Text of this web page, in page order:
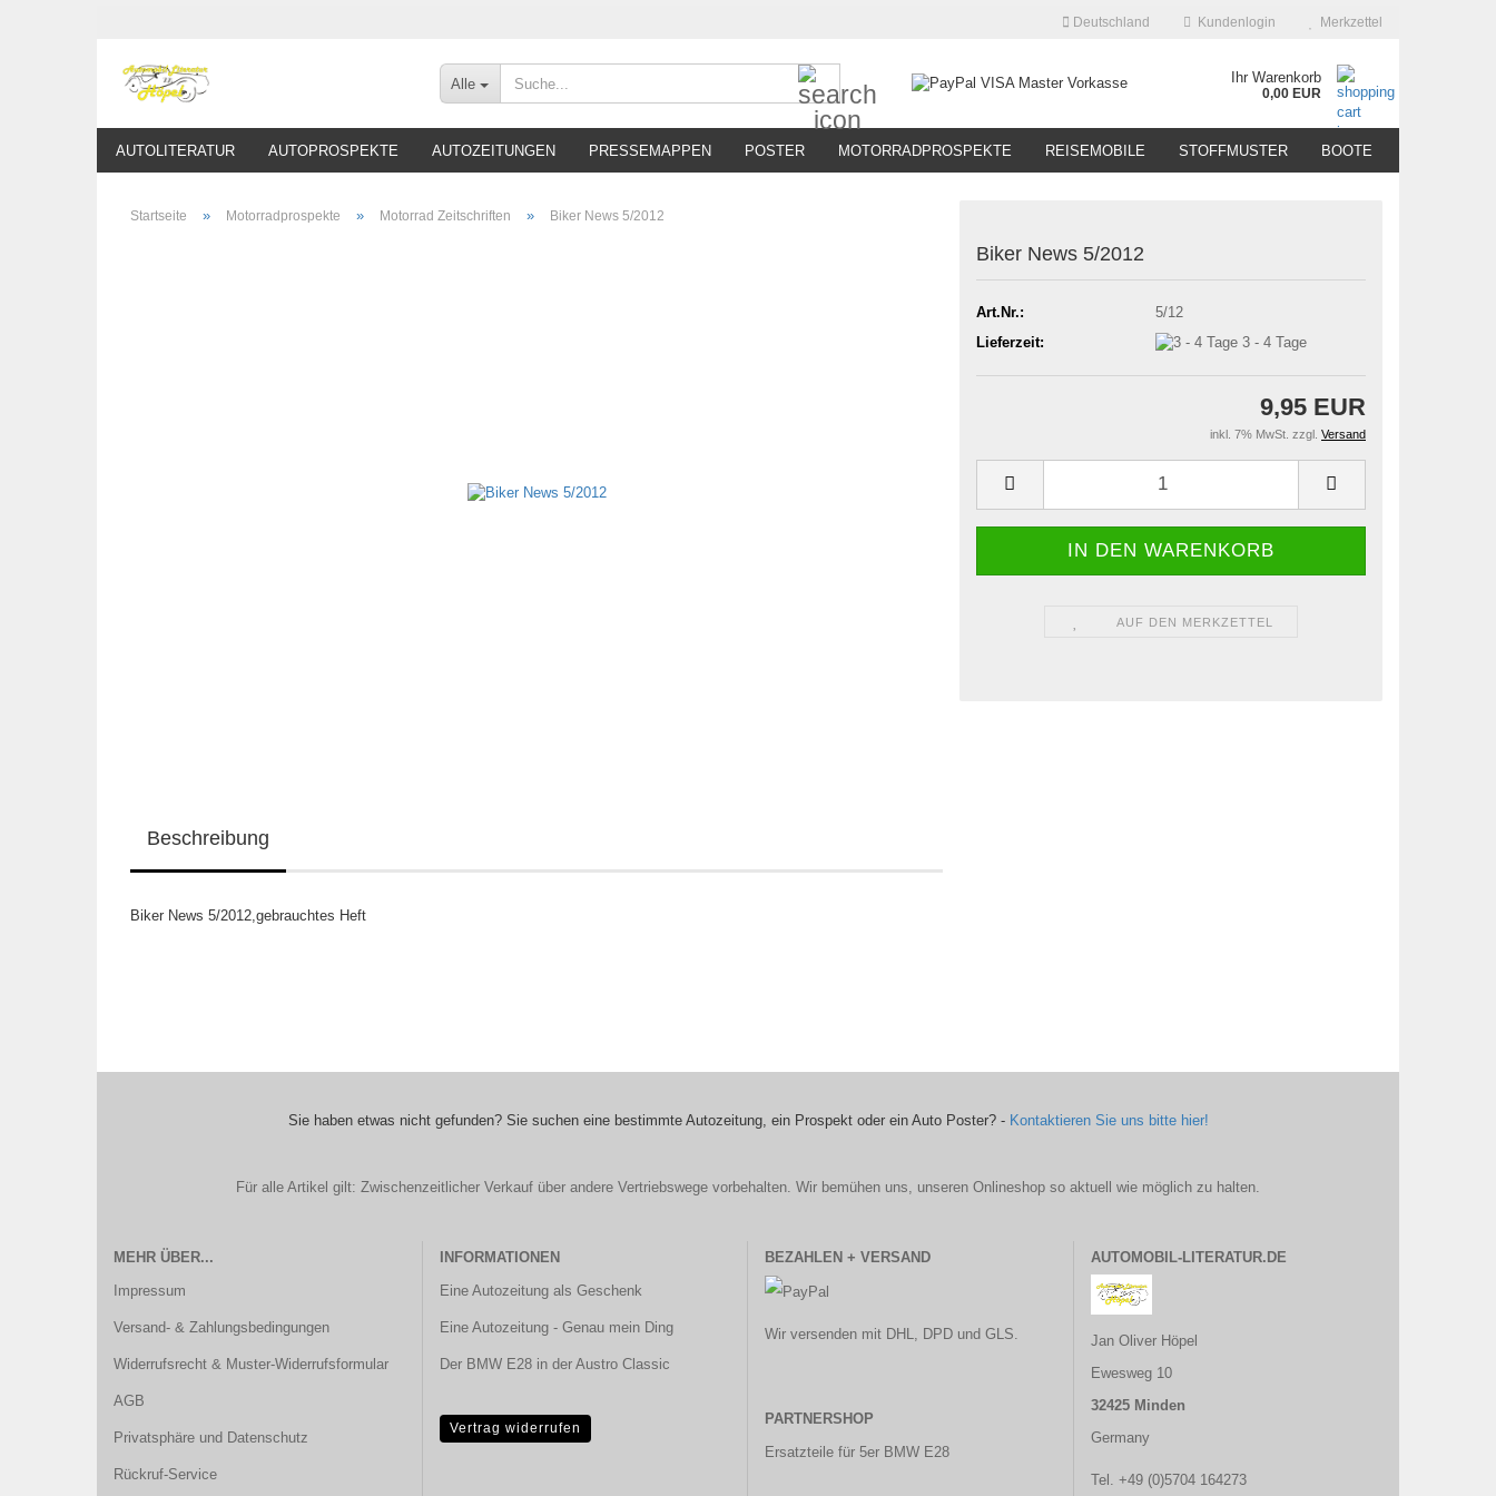
Deutschland Kundenlogin Merkzettel
Alle Ihr Warenkorb
0,00 EUR
AUTOLITERATUR AUTOPROSPEKTE AUTOZEITUNGEN PRESSEMAPPEN POSTER MOTORRADPROSPEKTE REISEMOBILE STOFFMUSTER BOOTE
Startseite » Motorradprospekte » Motorrad Zeitschriften » Biker News 5/2012
Biker News 5/2012
Art.Nr.:
5/12
Lieferzeit:
3 - 4 Tage
9,95 EUR
inkl. 7% MwSt. zzgl. Versand
AUF DEN MERKZETTEL
Beschreibung
Biker News 5/2012,gebrauchtes Heft
Sie haben etwas nicht gefunden? Sie suchen eine bestimmte Autozeitung, ein Prospekt oder ein Auto Poster? - Kontaktieren Sie uns bitte hier!
Für alle Artikel gilt: Zwischenzeitlicher Verkauf über andere Vertriebswege vorbehalten. Wir bemühen uns, unseren Onlineshop so aktuell wie möglich zu halten.
MEHR ÜBER...
Impressum
Versand- & Zahlungsbedingungen
Widerrufsrecht & Muster-Widerrufsformular
AGB
Privatsphäre und Datenschutz
Rückruf-Service
INFORMATIONEN
Eine Autozeitung als Geschenk
Eine Autozeitung - Genau mein Ding
Der BMW E28 in der Austro Classic
Vertrag widerrufen
BEZAHLEN + VERSAND
Wir versenden mit DHL, DPD und GLS.
PARTNERSHOP
Ersatzteile für 5er BMW E28
AUTOMOBIL-LITERATUR.DE
Jan Oliver Höpel
Ewesweg 10
32425 Minden
Germany
Tel. +49 (0)5704 164273